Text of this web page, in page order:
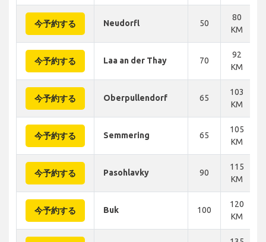
今予約する Neudorfl 50
80
KM
今予約する Laa an der Thay 70
92
KM
今予約する Oberpullendorf 65
103
KM
今予約する Semmering 65
105
KM
今予約する Pasohlavky 90
115
KM
今予約する Buk 100
120
KM